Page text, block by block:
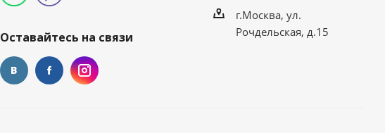
Оставайтесь на связи
г.Москва, ул.
Рочдельская, д.15